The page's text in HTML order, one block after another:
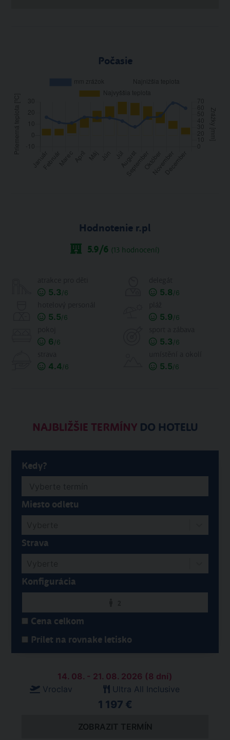
Počasie
Hodnotenie r.pl
5.9/6 (13 hodnocení)
5.3/6 5.8/6
5.5/6 5.9/6
6/6 5.3/6
4.4/6 5.5/6
NAJBLIŽŠIE TERMÍNYDO HOTELU
Kedy?
Miesto odletu
Strava
Konfigurácia
Cena celkom
Prílet na rovnake letisko
14. 08. - 21. 08. 2026 (8 dní)
Vroclav
Ultra All Inclusive
1 197 €
ZOBRAZIT TERMÍN